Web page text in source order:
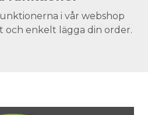
i vår webshop
och enkelt lägga din order.